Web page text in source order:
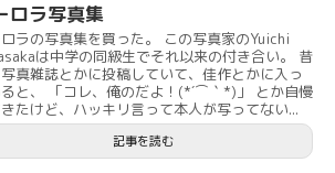
ロラ写真集
ラの写真集を買った。 この写真家のYuichi
は中学の同級生でそれ以来の付き合い。 昔
真雑誌とかに投稿していて、佳作とかに入っ
と、 「コレ、俺のだよ！(*´⌒｀*)」 とか自慢
きたけど、ハッキリ言って本人が写ってない...
記事を読む